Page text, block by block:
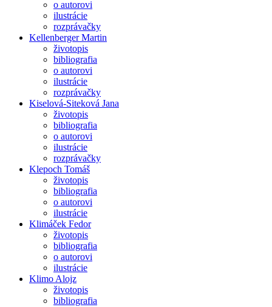
o autorovi
ilustrácie
rozprávačky
Kellenberger Martin
životopis
bibliografia
o autorovi
ilustrácie
rozprávačky
Kiselová-Siteková Jana
životopis
bibliografia
o autorovi
ilustrácie
rozprávačky
Klepoch Tomáš
životopis
bibliografia
o autorovi
ilustrácie
Klimáček Fedor
životopis
bibliografia
o autorovi
ilustrácie
Klimo Alojz
životopis
bibliografia